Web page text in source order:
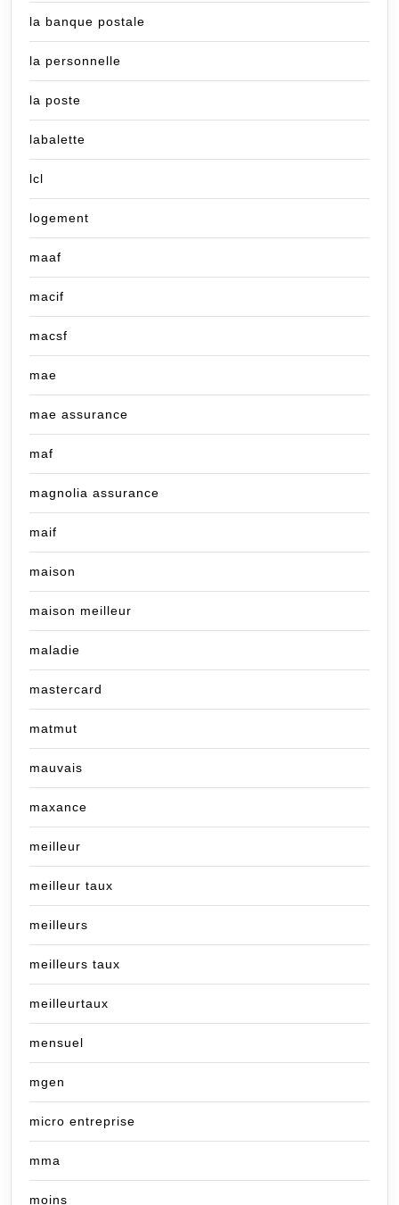
la banque postale
la personnelle
la poste
labalette
lcl
logement
maaf
macif
macsf
mae
mae assurance
maf
magnolia assurance
maif
maison
maison meilleur
maladie
mastercard
matmut
mauvais
maxance
meilleur
meilleur taux
meilleurs
meilleurs taux
meilleurtaux
mensuel
mgen
micro entreprise
mma
moins